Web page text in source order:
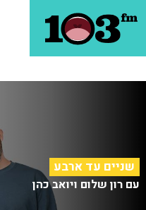
שניים עד ארבע
עם רון שלום ויואב כהן